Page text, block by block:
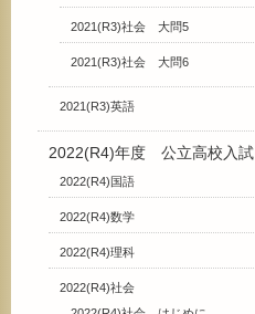
2021(R3)社会 大問5
2021(R3)社会 大問6
2021(R3)英語
2022(R4)年度 公立高校入試
2022(R4)国語
2022(R4)数学
2022(R4)理科
2022(R4)社会